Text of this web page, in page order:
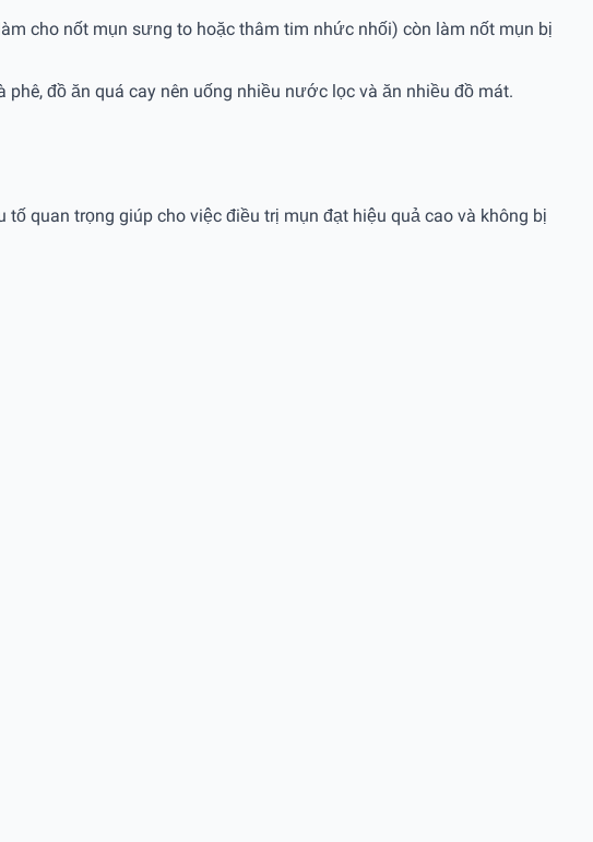
cho nốt mụn sưng to hoặc thâm tim nhức nhối) còn làm nốt mụn bị
đồ ăn quá cay nên uống nhiều nước lọc và ăn nhiều đồ mát.
quan trọng giúp cho việc điều trị mụn đạt hiệu quả cao và không bị